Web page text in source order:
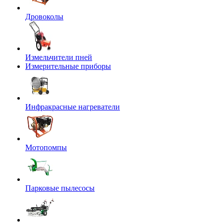
Дровоколы
Измельчители пней
Измерительные приборы
Инфракрасные нагреватели
Мотопомпы
Парковые пылесосы